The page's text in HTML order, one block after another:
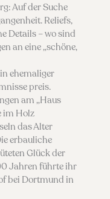
Auf der Suche
Reliefs,
Details – wo sind
an eine „schöne,
ehemaliger
preis.
am „Haus
im Holz
das Alter
erbauliche
Glück der
Jahren führte ihr
bei Dortmund in